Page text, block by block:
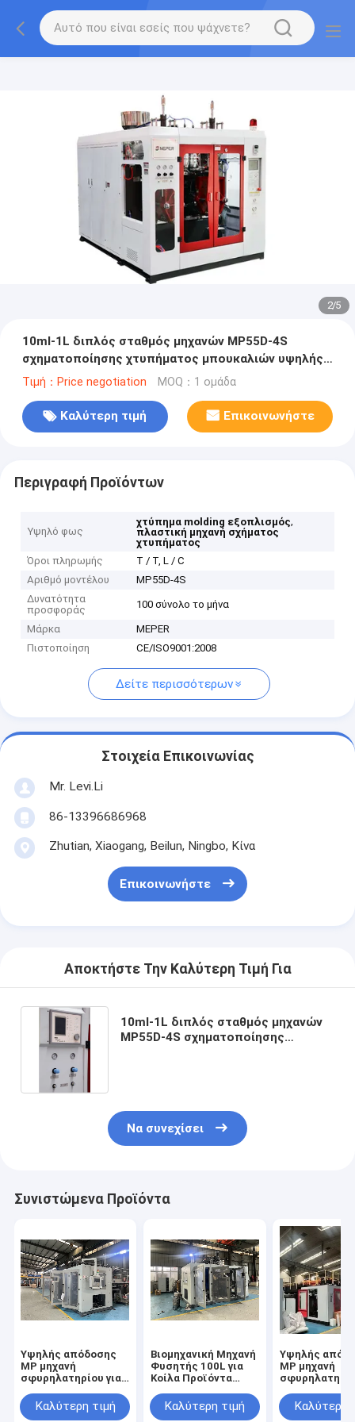
2/5
10ml-1L διπλός σταθμός μηχανών MP55D-4S
σχηματοποίησης χτυπήματος μπουκαλιών υψηλής
ταχύτητας πλαστικός καλλυντικός με κεφάλι 4
Τιμή：Price negotiation MOQ：1 ομάδα
Καλύτερη τιμή Επικοινωνήστε
Περιγραφή Προϊόντων
Υψηλό φως
χτύπημα molding εξοπλισμός,
πλαστική μηχανή σχήματος
χτυπήματος
Όροι πληρωμής
T / T, L / C
Αριθμό μοντέλου
MP55D-4S
Δυνατότητα
προσφοράς
100 σύνολο το μήνα
Μάρκα
MEPER
Πιστοποίηση
CE/ISO9001:2008
Δείτε περισσότερων
Στοιχεία Επικοινωνίας
Mr. Levi.Li
86-13396686968
Zhutian, Xiaogang, Beilun, Ningbo, Κίνα
Επικοινωνήστε
Αποκτήστε Την Καλύτερη Τιμή Για
10ml-1L διπλός σταθμός μηχανών
MP55D-4S σχηματοποίησης
Να συνεχίσει
Συνιστώμενα Προϊόντα
Υψηλής απόδοσης
MP μηχανή
σφυρηλατηρίου για
Καλύτερη τιμή
Βιομηχανική Μηχανή
Φυσητής 100L για
Κοίλα Προϊόντα
Καλύτερη τιμή
Υψηλής
MP μηχανή
Καλύτερη